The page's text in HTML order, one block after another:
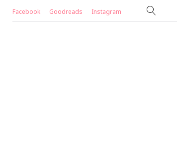
Facebook Goodreads Instagram